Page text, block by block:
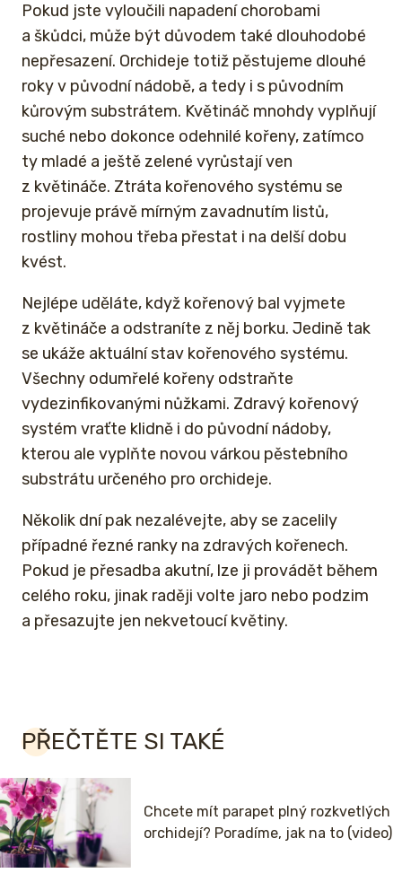
Pokud jste vyloučili napadení chorobami
a škůdci, může být důvodem také dlouhodobé
nepřesazení. Orchideje totiž pěstujeme dlouhé
roky v původní nádobě, a tedy i s původním
kůrovým substrátem. Květináč mnohdy vyplňují
suché nebo dokonce odehnilé kořeny, zatímco
ty mladé a ještě zelené vyrůstají ven
z květináče. Ztráta kořenového systému se
projevuje právě mírným zavadnutím listů,
rostliny mohou třeba přestat i na delší dobu
kvést.
Nejlépe uděláte, když kořenový bal vyjmete
z květináče a odstraníte z něj borku. Jedině tak
se ukáže aktuální stav kořenového systému.
Všechny odumřelé kořeny odstraňte
vydezinfikovanými nůžkami. Zdravý kořenový
systém vraťte klidně i do původní nádoby,
kterou ale vyplňte novou várkou pěstebního
substrátu určeného pro orchideje.
Několik dní pak nezalévejte, aby se zacelily
případné řezné ranky na zdravých kořenech.
Pokud je přesadba akutní, lze ji provádět během
celého roku, jinak raději volte jaro nebo podzim
a přesazujte jen nekvetoucí květiny.
PŘEČTĚTE SI TAKÉ
Chcete mít parapet plný rozkvetlých
orchidejí? Poradíme, jak na to (video)